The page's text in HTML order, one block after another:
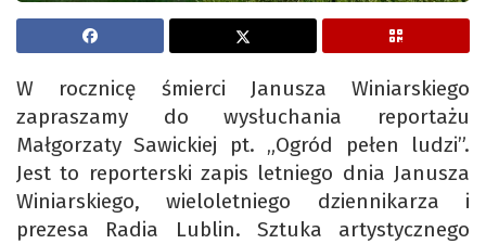
W rocznicę śmierci Janusza Winiarskiego
zapraszamy do wysłuchania reportażu
Małgorzaty Sawickiej pt. „Ogród pełen ludzi”.
Jest to reporterski zapis letniego dnia Janusza
Winiarskiego, wieloletniego dziennikarza i
prezesa Radia Lublin. Sztuka artystycznego